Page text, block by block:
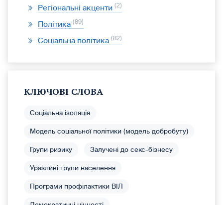
Регіональні акценти 2
Політика 89
Соціальна політика 82
КЛЮЧОВІ СЛОВА
Соціальна ізоляція
Модель соціальної політики (модель добробуту)
Групи ризику Залучені до секс-бізнесу
Уразливі групи населення
Програми профілактики ВІЛ